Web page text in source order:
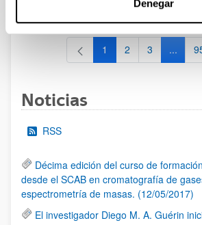
Denegar
al 30/07/2026 (ambos incluídos)
Página
1 Página
2 Página
3 ...
Noticias
RSS
Décima edición del curso de
desde el SCAB en cromatografía de
espectrometría de masas. (12/05/2017)
El investigador Diego M. A. Guérin